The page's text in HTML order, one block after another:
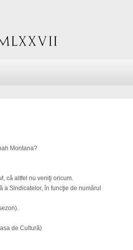
Montana?
că altfel nu veniţi oricum.
a Sindicatelor, în funcţie de numărul
de Cultură)